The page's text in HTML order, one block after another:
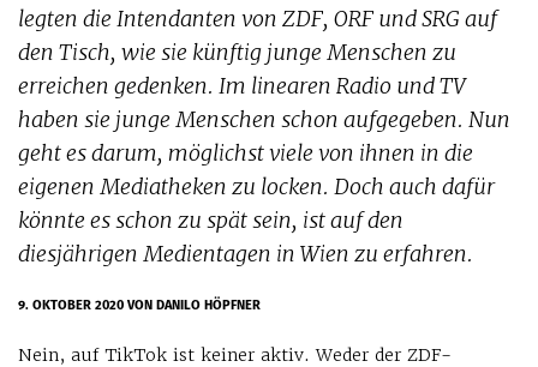
legten die Intendanten von ZDF, ORF und SRG auf
den Tisch, wie sie künftig junge Menschen zu
erreichen gedenken. Im linearen Radio und TV
haben sie junge Menschen schon aufgegeben. Nun
geht es darum, möglichst viele von ihnen in die
eigenen Mediatheken zu locken. Doch auch dafür
könnte es schon zu spät sein, ist auf den
diesjährigen Medientagen in Wien zu erfahren.
9. OKTOBER 2020VON DANILO HÖPFNER
Nein, auf TikTok ist keiner aktiv. Weder der ZDF-